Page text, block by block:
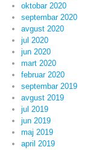
oktobar 2020
septembar 2020
avgust 2020
jul 2020
jun 2020
mart 2020
februar 2020
septembar 2019
avgust 2019
jul 2019
jun 2019
maj 2019
april 2019